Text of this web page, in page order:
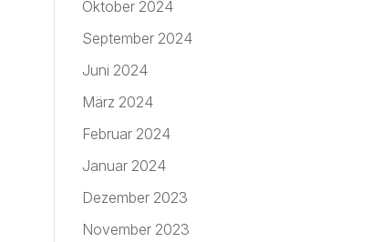
Oktober 2024
September 2024
Juni 2024
März 2024
Februar 2024
Januar 2024
Dezember 2023
November 2023